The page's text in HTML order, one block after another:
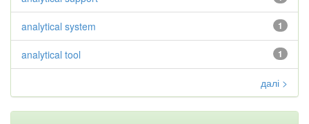
1
analytical system
1
analytical tool
далі >